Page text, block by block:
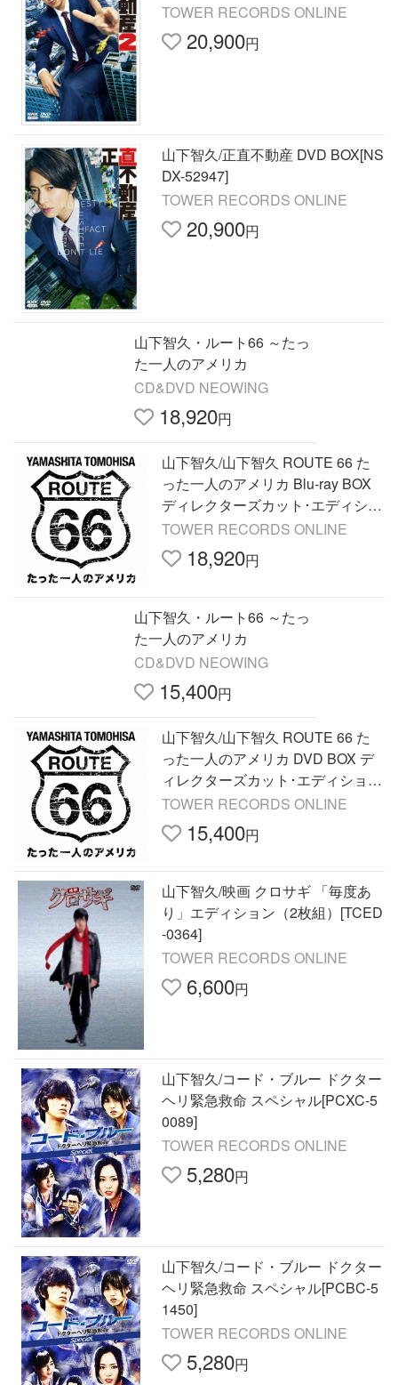
TOWER RECORDS ONLINE
20,900円
山下智久/正直不動産 DVD BOX[NS
DX-52947]
TOWER RECORDS ONLINE
20,900円
山下智久・ルート66 ～たっ
た一人のアメリカ
CD&DVD NEOWING
18,920円
山下智久/山下智久 ROUTE 66 た
った一人のアメリカ Blu-ray BOX
ディレクターズカット･エディショ
ン[VPXF-71929]
TOWER RECORDS ONLINE
18,920円
山下智久・ルート66 ～たっ
た一人のアメリカ
CD&DVD NEOWING
15,400円
山下智久/山下智久 ROUTE 66 た
った一人のアメリカ DVD BOX デ
ィレクターズカット･エディション
[VPBF-14967]
TOWER RECORDS ONLINE
15,400円
山下智久/映画 クロサギ 「毎度あ
り」エディション（2枚組）[TCED
-0364]
TOWER RECORDS ONLINE
6,600円
山下智久/コード・ブルー ドクター
ヘリ緊急救命 スペシャル[PCXC-5
0089]
TOWER RECORDS ONLINE
5,280円
山下智久/コード・ブルー ドクター
ヘリ緊急救命 スペシャル[PCBC-5
1450]
TOWER RECORDS ONLINE
5,280円